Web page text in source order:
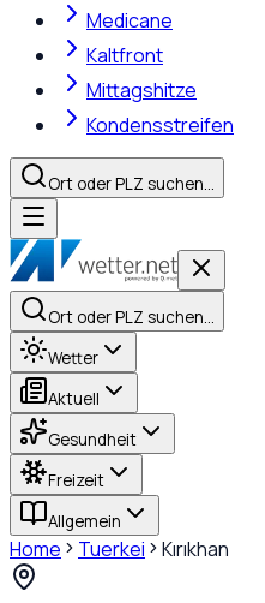
Medicane
Kaltfront
Mittagshitze
Kondensstreifen
Ort oder PLZ suchen…
Ort oder PLZ suchen…
Wetter
Aktuell
Gesundheit
Freizeit
Allgemein
Home Tuerkei Kırıkhan